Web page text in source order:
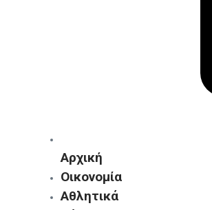
Αρχική
Οικονομία
Αθλητικά